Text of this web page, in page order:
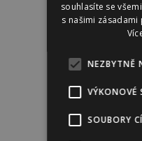
souhlasíte se
s našimi
NEZBYTNĚ
VÝKONOVÉ
SOUBORY